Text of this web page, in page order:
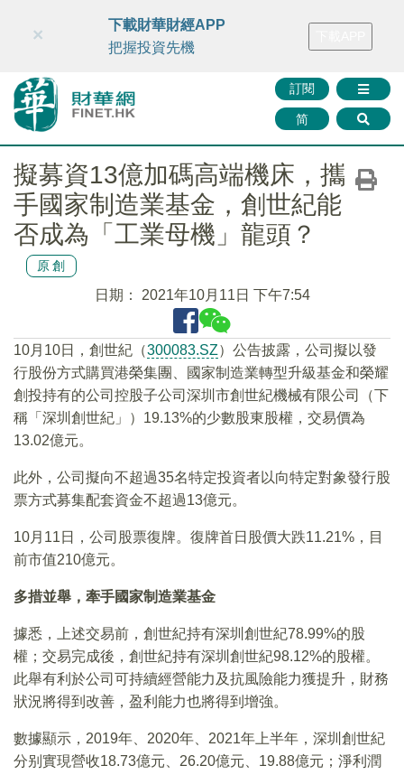
財華智庫網 FINTV FINMETA 財華證券 媒體矩陣
訂閱
简
×
下載財華財經APP
把握投資先機
擬募資13億加碼高端機床，攜
手國家制造業基金，創世紀能
否成為「工業母機」龍頭？
原創
日期： 2021年10月11日 下午7:54
10月10日，創世紀（300083.SZ）公告披露，公司擬以發
行股份方式購買港榮集團、國家制造業轉型升級基金和榮耀
創投持有的公司控股子公司深圳市創世紀機械有限公司（下
稱「深圳創世紀」）19.13%的少數股東股權，交易價為
13.02億元。
此外，公司擬向不超過35名特定投資者以向特定對象發行股
票方式募集配套資金不超過13億元。
10月11日，公司股票復牌。復牌首日股價大跌11.21%，目
前市值210億元。
多措並舉，牽手國家制造業基金
據悉，上述交易前，創世紀持有深圳創世紀78.99%的股
權；交易完成後，創世紀持有深圳創世紀98.12%的股權。
此舉有利於公司可持續經營能力及抗風險能力獲提升，財務
狀況將得到改善，盈利能力也將得到增強。
數據顯示，2019年、2020年、2021年上半年，深圳創世紀
分别實現營收18.73億元、26.20億元、19.88億元；淨利潤